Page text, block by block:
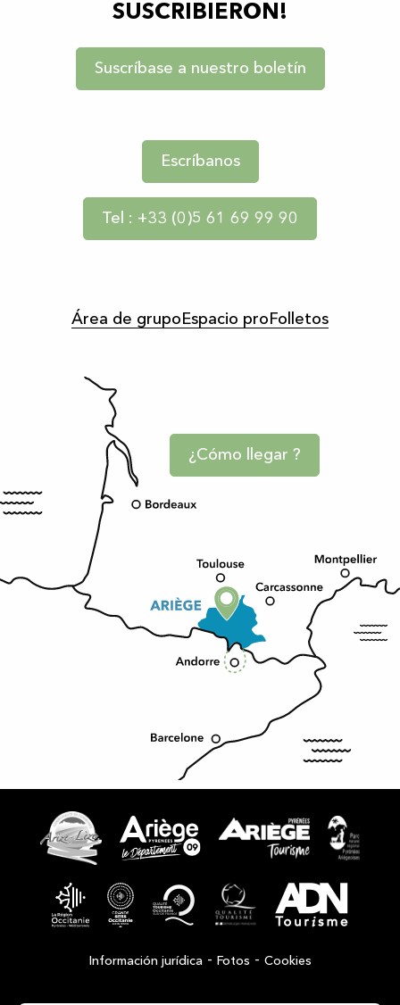
SUSCRIBIERON!
Suscríbase a nuestro boletín
Escríbanos
Tel : +33 (0)5 61 69 99 90
Área de grupo Espacio pro Folletos
¿Cómo llegar ?
Información jurídica - Fotos - Cookies